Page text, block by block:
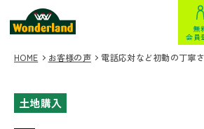
無
会員
HOME お客様の声 電話応対など初動の丁寧さは
土地購入